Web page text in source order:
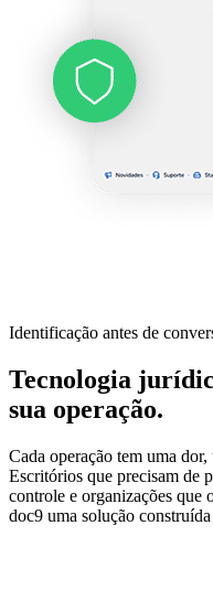
Identificação antes de
Tecnologia
sua operação.
Cada operação tem uma
Escritórios que precisam de
controle e organizações que
doc9 uma solução